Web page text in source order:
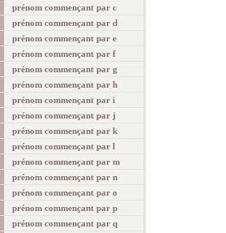
prénom commençant par c
prénom commençant par d
prénom commençant par e
prénom commençant par f
prénom commençant par g
prénom commençant par h
prénom commençant par i
prénom commençant par j
prénom commençant par k
prénom commençant par l
prénom commençant par m
prénom commençant par n
prénom commençant par o
prénom commençant par p
prénom commençant par q